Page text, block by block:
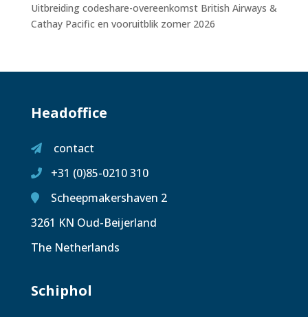
Uitbreiding codeshare-overeenkomst British Airways &
Cathay Pacific en vooruitblik zomer 2026
Headoffice
contact
+31 (0)85-0210 310
Scheepmakershaven 2
3261 KN Oud-Beijerland
The Netherlands
Schiphol